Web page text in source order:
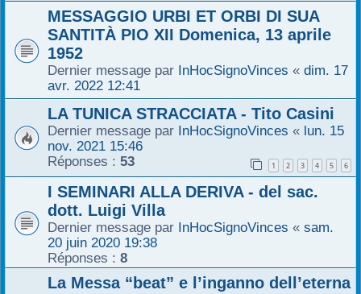
MESSAGGIO URBI ET ORBI DI SUA
SANTITÀ PIO XII Domenica, 13 aprile
1952
Dernier message par InHocSignoVinces « dim. 17
avr. 2022 12:41
LA TUNICA STRACCIATA - Tito Casini
Dernier message par InHocSignoVinces « lun. 15
nov. 2021 15:46
Réponses : 53 1 2 3 4 5 6
I SEMINARI ALLA DERIVA - del sac.
dott. Luigi Villa
Dernier message par InHocSignoVinces « sam.
20 juin 2020 19:38
Réponses : 8
La Messa “beat” e l’inganno dell’eterna